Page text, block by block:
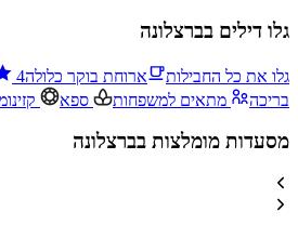
גלו דילים בברצלונה
גלו את כל החבילות ארוחת בוקר כלולה4
בריכה
מתאים למשפחות ספא קזינו
מסעדות מומלצות בברצלונה